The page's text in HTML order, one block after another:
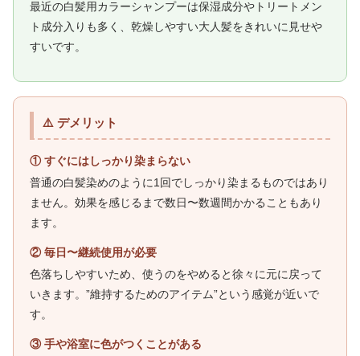
最近の白髪用カラーシャンプーは保湿成分やトリートメン
ト成分入りも多く、乾燥しやすい大人髪をきれいに見せや
すいです。
⚠️ デメリット
① すぐにはしっかり染まらない
普通の白髪染めのように1回でしっかり染まるものではあり
ません。効果を感じるまで数日〜数週間かかることもあり
ます。
② 毎日〜継続使用が必要
色落ちしやすいため、使うのをやめると徐々に元に戻って
いきます。”維持するためのアイテム”という感覚が近いで
す。
③ 手や浴室に色がつくことがある